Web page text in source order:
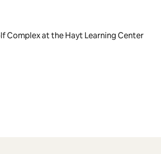
Complex at the Hayt Learning Center